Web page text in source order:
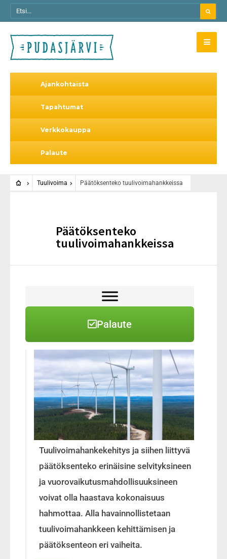
Ajankohtaista
Tapahtumat
Verkkokauppa
Palaute
Tuulivoima Päätöksenteko tuulivoimahankkeissa
Päätöksenteko
tuulivoimahankkeissa
Palaute
Tuulivoimahankekehitys ja siihen liittyvä
päätöksenteko erinäisine selvityksineen
ja vuorovaikutusmahdollisuuksineen
voivat olla haastava kokonaisuus
hahmottaa. Alla havainnollistetaan
tuulivoimahankkeen kehittämisen ja
päätöksenteon eri vaiheita.